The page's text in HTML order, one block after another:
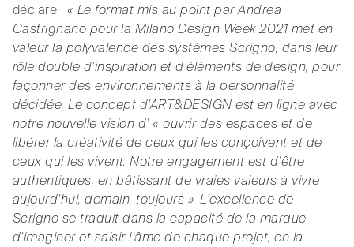
déclare : « Le format mis au point par Andrea
Castrignano pour la Milano Design Week 2021 met en
valeur la polyvalence des systèmes Scrigno, dans leur
rôle double d’inspiration et d’éléments de design, pour
façonner des environnements à la personnalité
décidée. Le concept d’ART&DESIGN est en ligne avec
notre nouvelle vision d’ « ouvrir des espaces et de
libérer la créativité de ceux qui les conçoivent et de
ceux qui les vivent. Notre engagement est d’être
authentiques, en bâtissant de vraies valeurs à vivre
aujourd’hui, demain, toujours ». L’excellence de
Scrigno se traduit dans la capacité de la marque
d’imaginer et saisir l’âme de chaque projet, en la